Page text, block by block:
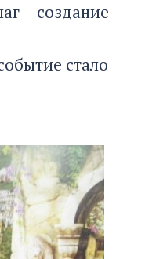
– создание
стало